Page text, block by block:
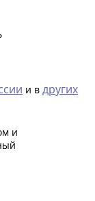
и в других
и